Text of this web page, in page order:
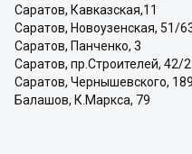
Саратов, Кавказская,11
Саратов, Новоузенская, 51/
Саратов, Панченко, 3
Саратов, пр.Строителей, 42/2
Саратов, Чернышевского, 189
Балашов, К.Маркса, 79